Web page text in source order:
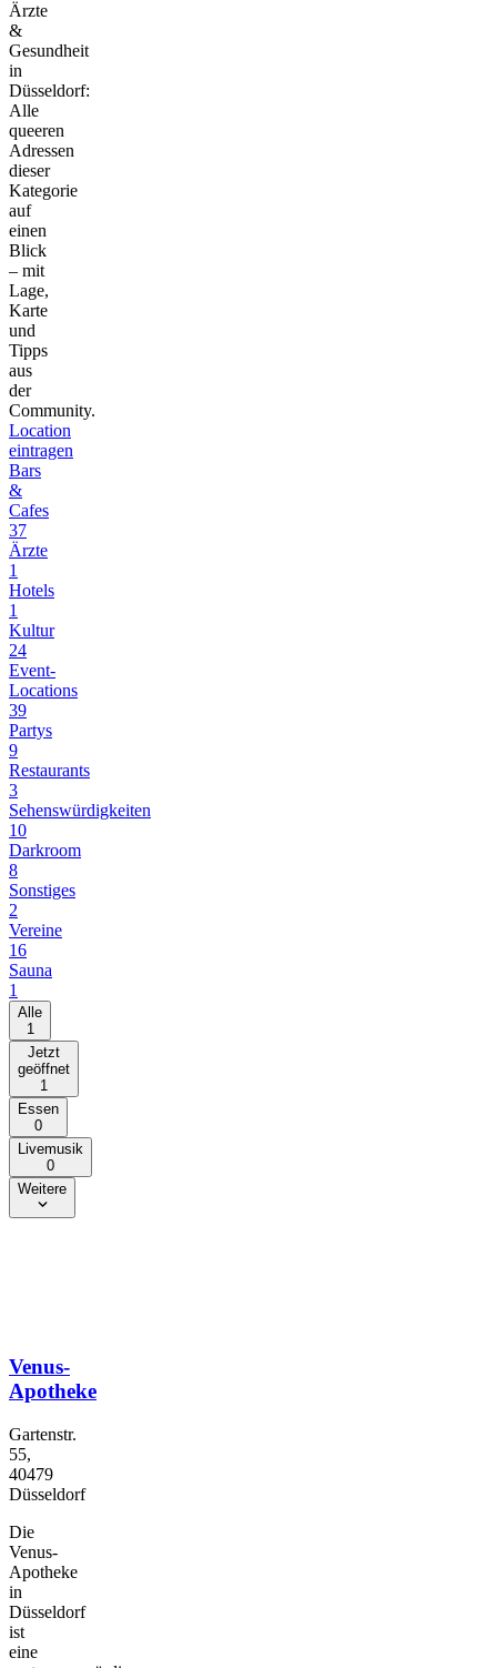
Ärzte
&
Gesundheit
in
Düsseldorf:
Alle
queeren
Adressen
dieser
Kategorie
auf
einen
Blick
– mit
Lage,
Karte
und
Tipps
aus
der
Community.
Location
eintragen
Bars
&
Cafes
37
Ärzte
1
Hotels
1
Kultur
24
Event-
Locations
39
Partys
9
Restaurants
3
Sehenswürdigkeiten
10
Darkroom
8
Sonstiges
2
Vereine
16
Sauna
1
Alle
1
Jetzt
geöffnet
1
Essen
0
Livemusik
0
Weitere
Venus-
Apotheke
Gartenstr.
55,
40479
Düsseldorf
Die
Venus-
Apotheke
in
Düsseldorf
ist
eine